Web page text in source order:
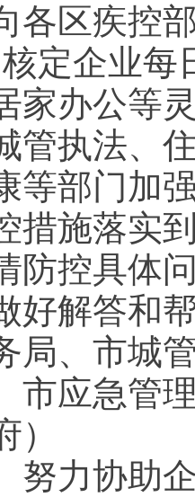
各区疾控
定企业
家办公等
管执法、
等部门加
措施落实
防控具体
好解答和
局、市城
市应急管
力协助企